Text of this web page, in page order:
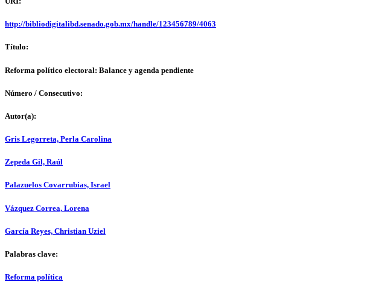
http://bibliodigitalibd.senado.gob.mx/handle/123456789/4063
Título:
Reforma político electoral: Balance y agenda pendiente
Número / Consecutivo:
Autor(a):
Gris Legorreta, Perla Carolina
Zepeda Gil, Raúl
Palazuelos Covarrubias, Israel
Vázquez Correa, Lorena
García Reyes, Christian Uziel
Palabras clave:
Reforma política